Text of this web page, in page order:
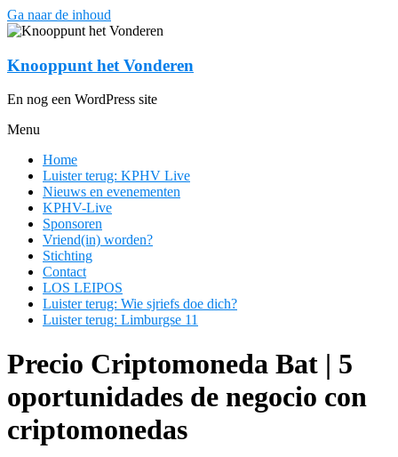
Ga naar de inhoud
Knooppunt het Vonderen
En nog een WordPress site
Menu
Home
Luister terug: KPHV Live
Nieuws en evenementen
KPHV-Live
Sponsoren
Vriend(in) worden?
Stichting
Contact
LOS LEIPOS
Luister terug: Wie sjriefs doe dich?
Luister terug: Limburgse 11
Precio Criptomoneda Bat | 5
oportunidades de negocio con
criptomonedas